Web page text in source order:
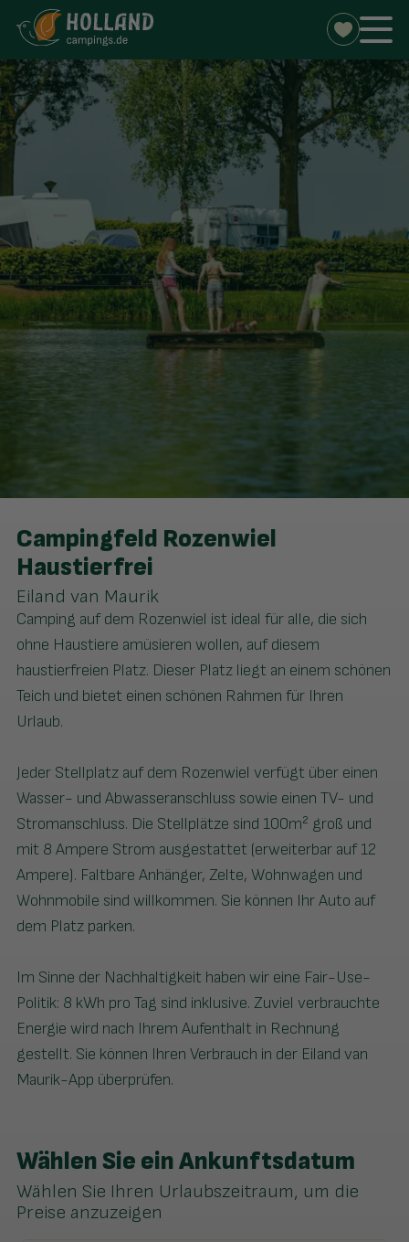
Campingfeld Rozenwiel
Haustierfrei
Eiland van Maurik
Camping auf dem Rozenwiel ist ideal für alle, die sich
ohne Haustiere amüsieren wollen, auf diesem
haustierfreien Platz. Dieser Platz liegt an einem schönen
Teich und bietet einen schönen Rahmen für Ihren
Urlaub.
Jeder Stellplatz auf dem Rozenwiel verfügt über einen
Wasser- und Abwasseranschluss sowie einen TV- und
Stromanschluss. Die Stellplätze sind 100m² groß und
mit 8 Ampere Strom ausgestattet (erweiterbar auf 12
Ampere). Faltbare Anhänger, Zelte, Wohnwagen und
Wohnmobile sind willkommen. Sie können Ihr Auto auf
dem Platz parken.
Im Sinne der Nachhaltigkeit haben wir eine Fair-Use-
Politik: 8 kWh pro Tag sind inklusive. Zuviel verbrauchte
Energie wird nach Ihrem Aufenthalt in Rechnung
gestellt. Sie können Ihren Verbrauch in der Eiland van
Maurik-App überprüfen.
Wählen Sie ein Ankunftsdatum
Wählen Sie Ihren Urlaubszeitraum, um die
Preise anzuzeigen